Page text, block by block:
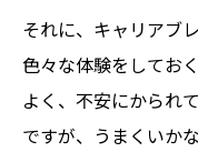
それに、キャリアブ
色々な体験をしてお
よく、不安にかられ
ですが、うまくいか